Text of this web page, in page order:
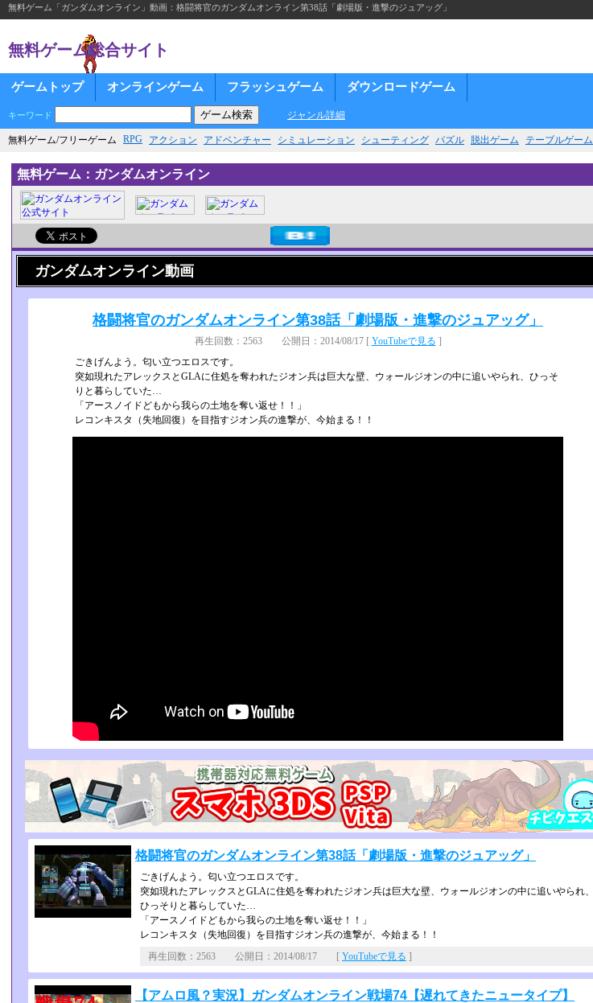
無料ゲーム「ガンダムオンライン」動画：格闘将官のガンダムオンライン第38話「劇場版・進撃のジュアッグ」
無料ゲーム総合サイト
ゲームトップ オンラインゲーム フラッシュゲーム ダウンロードゲーム
キーワード ジャンル詳細
無料ゲーム/フリーゲーム RPG アクション アドベンチャー シミュレーション シューティング パズル 脱出ゲーム テーブルゲーム
無料ゲーム：ガンダムオンライン
ガンダムオンライン動画
格闘将官のガンダムオンライン第38話「劇場版・進撃のジュアッグ」
再生回数：2563 公開日：2014/08/17 [ YouTubeで見る ]
ごきげんよう。匂い立つエロスです。
突如現れたアレックスとGLAに住処を奪われたジオン兵は巨大な壁、ウォールジオンの­中に追いやられ、ひっそ
りと暮らしていた…
「アースノイドどもから我らの土地を奪い返せ！！」
レコンキスタ（失地回復）を目指すジオン兵の進撃が、今始まる！！
格闘将官のガンダムオンライン第38話「劇場版・進撃のジュアッグ」
ごきげんよう。匂い立つエロスです。
突如現れたアレックスとGLAに住処を奪われたジオン兵は巨大な壁、ウォールジオンの­中に追いやられ、
ひっそりと暮らしていた…
「アースノイドどもから我らの土地を奪い返せ！！」
レコンキスタ（失地回復）を目指すジオン兵の進撃が、今始まる！！
再生回数：2563 公開日：2014/08/17 [ YouTubeで見る ]
【アムロ風？実況】ガンダムオンライン戦場74【遅れてきたニュータイプ】